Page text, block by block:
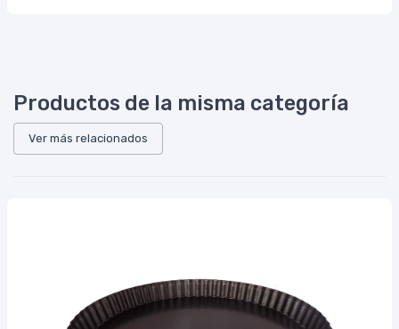
Productos de la misma categoría
Ver más relacionados